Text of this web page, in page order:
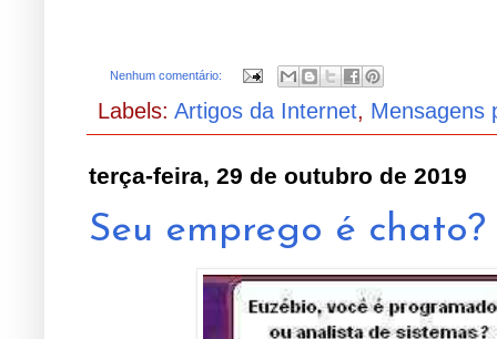
Nenhum comentário:
Labels: Artigos da Internet, Mensagens
terça-feira, 29 de outubro de 2019
Seu emprego é chato?